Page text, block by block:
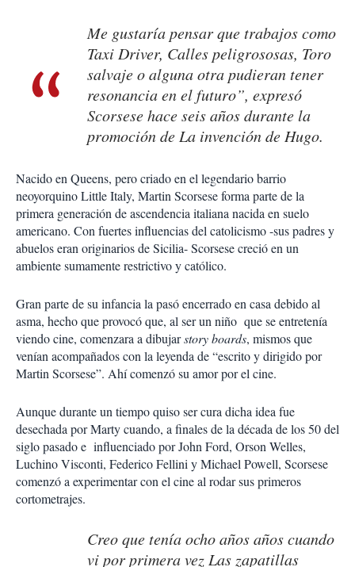
Me gustaría pensar que trabajos como
Taxi Driver, Calles peligrososas, Toro
salvajeo alguna otra pudieran tener
resonancia en el futuro”, expresó
Scorsese hace seis años durante la
promoción deLa invención de Hugo.
Nacido en Queens, pero criado en el legendario barrio
neoyorquino Little Italy, Martin Scorsese forma parte de la
primera generación de ascendencia italiana nacida en suelo
americano. Con fuertes influencias del catolicismo -sus padres y
abuelos eran originarios de Sicilia- Scorsese creció en un
ambiente sumamente restrictivo y católico.
Gran parte de su infancia la pasó encerrado en casa debido al
asma, hecho que provocó que, al ser un niño que se entretenía
viendo cine, comenzara a dibujarstory boards, mismos que
venían acompañados con la leyenda de “escrito y dirigido por
Martin Scorsese”. Ahí comenzó su amor por el cine.
Aunque durante un tiempo quiso ser cura dicha idea fue
desechada por Marty cuando, a finales de la década de los 50 del
siglo pasado e influenciado por John Ford, Orson Welles,
Luchino Visconti, Federico Fellini y Michael Powell, Scorsese
comenzó a experimentar con el cine al rodar sus primeros
cortometrajes.
Creo que tenía ocho años años cuando
vi por primera vezLas zapatillas